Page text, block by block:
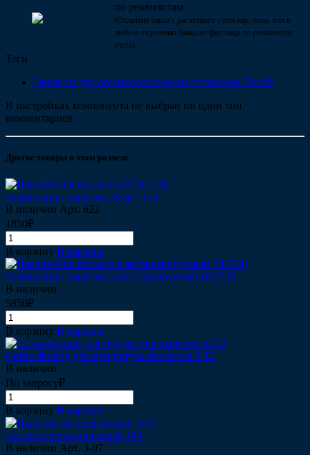
по реквизитам
(Оплатите заказ с расчетного счета юр. лица, или в
любом отделении банка от физ.лица по реквизитам
счета)
Теги
Запчасти для стоматологических установок Китай
В настройках компонента не выбран ни один тип
комментариев
Другие товары в этом разделе
Наконечник пылесоса 8.5ø / 17ø
В наличии Арт. 622
1850₽
В корзину В корзине
Наконечник пылесоса автоклавируемый (Ø17.8)
В наличии
5850₽
В корзину В корзине
Сетка-фильтр для мундштука пылесоса 8-12
В наличии
По запросу₽
В корзину В корзине
Пылесос металлический 3-07
В наличии Арт. 3-07